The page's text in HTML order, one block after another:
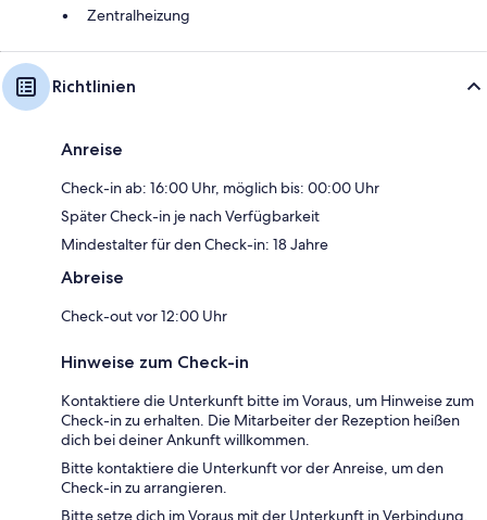
Zentralheizung
Richtlinien
Anreise
Check-in ab: 16:00 Uhr, möglich bis: 00:00 Uhr
Später Check-in je nach Verfügbarkeit
Mindestalter für den Check-in: 18 Jahre
Abreise
Check-out vor 12:00 Uhr
Hinweise zum Check-in
Kontaktiere die Unterkunft bitte im Voraus, um Hinweise zum
Check-in zu erhalten. Die Mitarbeiter der Rezeption heißen
dich bei deiner Ankunft willkommen.
Bitte kontaktiere die Unterkunft vor der Anreise, um den
Check-in zu arrangieren.
Bitte setze dich im Voraus mit der Unterkunft in Verbindung,